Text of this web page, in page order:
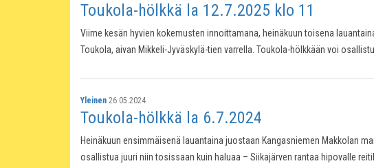
Toukola-hölkkä la 12.7.2025 klo 11
Viime kesän hyvien kokemusten innoittamana, heinäkuun toisena
Toukola, aivan Mikkeli-Jyväskylä-tien varrella. Toukola-hölkkään voi
Yleinen 26.05.2024
Toukola-hölkkä la 6.7.2024
Heinäkuun ensimmäisenä lauantaina juostaan Kangasniemen Makkolan
osallistua juuri niin tosissaan kuin haluaa – Siikajärven rantaa hipovalle